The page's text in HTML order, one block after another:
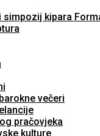
simpozij kipara
večeri
pračovjeka
kulture